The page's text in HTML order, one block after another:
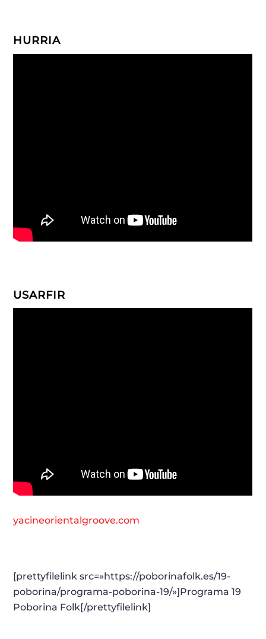
HURRIA
USARFIR
yacineorientalgroove.com
[prettyfilelink src=»https://poborinafolk.es/19-
poborina/programa-poborina-19/»]Programa 19
Poborina Folk[/prettyfilelink]